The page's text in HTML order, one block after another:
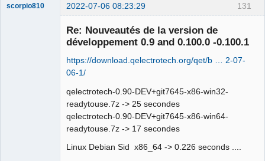
131
scorpio810 2022-07-06 08:23:29
Re: Nouveautés de la version de
développement 0.9 and 0.100.0 -0.100.1
https://download.qelectrotech.org/qet/b … 2-07-
06-1/
qelectrotech-0.90-DEV+git7645-x86-win32-
readytouse.7z -> 25 secondes
qelectrotech-0.90-DEV+git7645-x86-win64-
readytouse.7z -> 17 secondes
Linux Debian Sid x86_64 -> 0.226 seconds ....